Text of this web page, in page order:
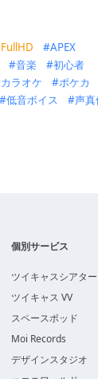
FullHD
APEX
音楽
初心者
カラオケ
ポケカ
低音ボイス
声真
個別サービス
ツイキャスシアター
ツイキャス VV
スペースポッド
Moi Records
デザインスタジオ